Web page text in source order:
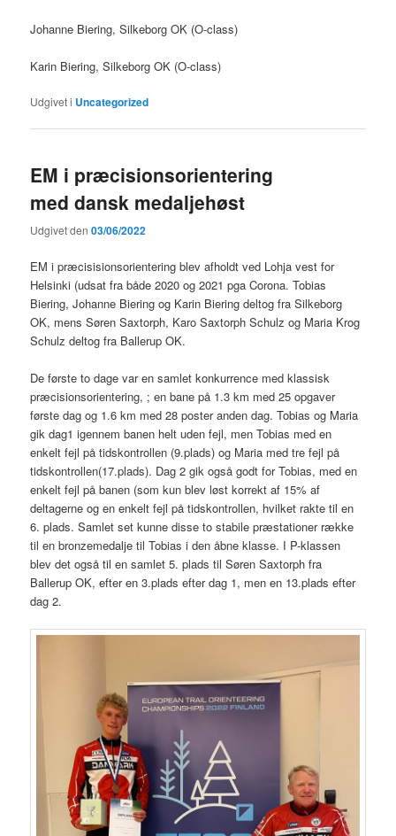
Johanne Biering, Silkeborg OK (O-class)
Karin Biering, Silkeborg OK (O-class)
Udgivet i Uncategorized
EM i præcisionsorientering
med dansk medaljehøst
Udgivet den03/06/2022
EM i præcisisionsorientering blev afholdt ved Lohja vest for
Helsinki (udsat fra både 2020 og 2021 pga Corona. Tobias
Biering, Johanne Biering og Karin Biering deltog fra Silkeborg
OK, mens Søren Saxtorph, Karo Saxtorph Schulz og Maria Krog
Schulz deltog fra Ballerup OK.
De første to dage var en samlet konkurrence med klassisk
præcisionsorientering, ; en bane på 1.3 km med 25 opgaver
første dag og 1.6 km med 28 poster anden dag. Tobias og Maria
gik dag1 igennem banen helt uden fejl, men Tobias med en
enkelt fejl på tidskontrollen (9.plads) og Maria med tre fejl på
tidskontrollen(17.plads). Dag 2 gik også godt for Tobias, med en
enkelt fejl på banen (som kun blev løst korrekt af 15% af
deltagerne og en enkelt fejl på tidskontrollen, hvilket rakte til en
6. plads. Samlet set kunne disse to stabile præstationer række
til en bronzemedalje til Tobias i den åbne klasse. I P-klassen
blev det også til en samlet 5. plads til Søren Saxtorph fra
Ballerup OK, efter en 3.plads efter dag 1, men en 13.plads efter
dag 2.